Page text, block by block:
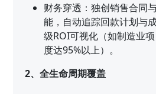
财务穿透：独创销售合同
能，自动追踪回款计划与
级ROI可视化（如制造业
度达95%以上）。
2、全生命周期覆盖